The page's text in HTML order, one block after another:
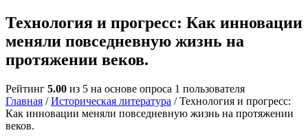
Технология и прогресс: Как инновации
меняли повседневную жизнь на
протяжении веков.
Рейтинг 5.00 из 5 на основе опроса 1 пользователя
Главная /Историческая литература / Технология и прогресс:
Как инновации меняли повседневную жизнь на протяжении
веков.